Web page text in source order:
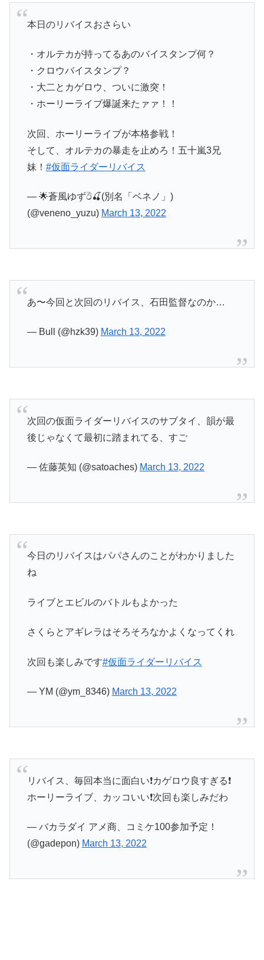
本日のリバイスおさらい
・オルテカが持ってるあのバイスタンプ何？
・クロウバイスタンプ？
・大二とカゲロウ、ついに激突！
・ホーリーライブ爆誕来たァァ！！
次回、ホーリーライブが本格参戦！
そして、オルテカの暴走を止めろ！五十嵐3兄
妹！ #仮面ライダーリバイス
— 🌟蒼風ゆずඊ🍒(別名「ベネノ」)
(@veneno_yuzu) March 13, 2022
あ〜今回と次回のリバイス、石田監督なのか…
— Bull (@hzk39) March 13, 2022
次回の仮面ライダーリバイスのサブタイ、韻が最
後じゃなくて最初に踏まれてる、すご
— 佐藤英知 (@satoaches) March 13, 2022
今日のリバイスはパパさんのことがわかりました
ね
ライブとエビルのバトルもよかった
さくらとアギレラはそろそろなかよくなってくれ
次回も楽しみです#仮面ライダーリバイス
— YM (@ym_8346) March 13, 2022
リバイス、毎回本当に面白い❗カゲロウ良すぎる❗
ホーリーライブ、カッコいい❗次回も楽しみだわ
— バカラダイ アメ商、コミケ100参加予定！
(@gadepon) March 13, 2022